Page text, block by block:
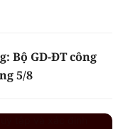
Bộ GD-ĐT công
5/8